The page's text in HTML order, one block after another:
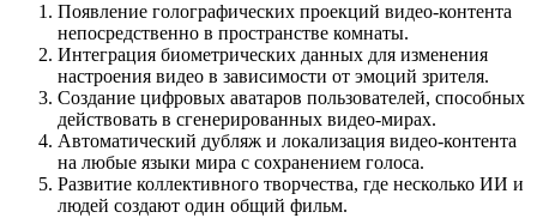
Появление голографических проекций видео-контента
непосредственно в пространстве комнаты.
Интеграция биометрических данных для изменения
настроения видео в зависимости от эмоций зрителя.
Создание цифровых аватаров пользователей, способных
действовать в сгенерированных видео-мирах.
Автоматический дубляж и локализация видео-контента
на любые языки мира с сохранением голоса.
Развитие коллективного творчества, где несколько ИИ и
людей создают один общий фильм.